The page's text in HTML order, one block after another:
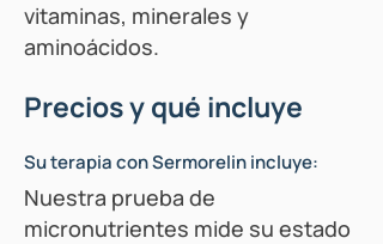
vitaminas, minerales y
aminoácidos.
Precios y qué incluye
Su terapia con Sermorelin incluye:
Nuestra prueba de
micronutrientes mide su estado